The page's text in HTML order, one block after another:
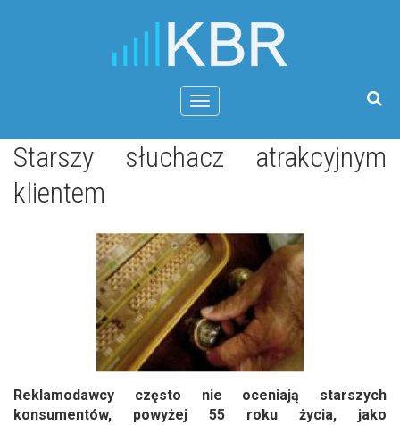
Menu
Starszy słuchacz atrakcyjnym
klientem
Reklamodawcy często nie oceniają starszych
konsumentów, powyżej 55 roku życia, jako